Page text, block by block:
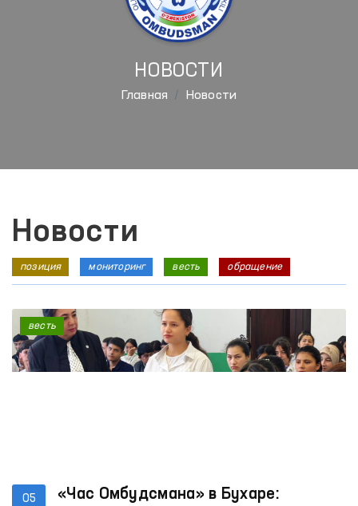
НОВОСТИ
Главная Новости
Новости
позиция мониторинг весть обращение
05
«Час Омбудсмана» в Бухаре:
весть